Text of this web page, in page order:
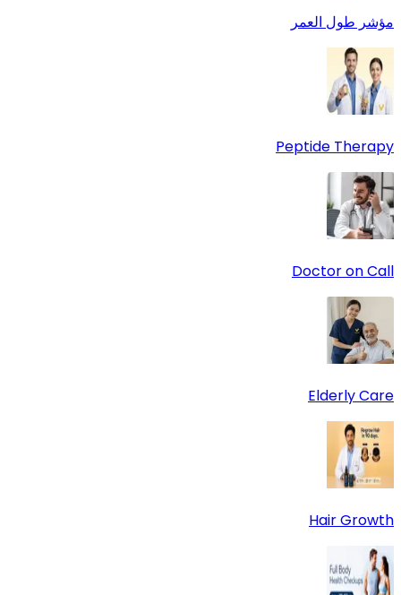
مؤشر طول العمر
Peptide Therapy
Doctor on Call
Elderly Care
Hair Growth